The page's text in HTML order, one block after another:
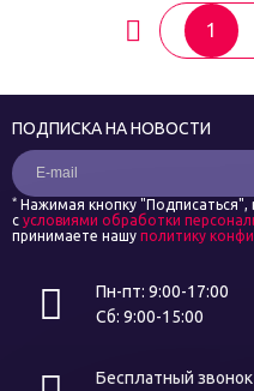
1
Пн-пт: 9:00-17:00
Сб: 9:00-15:00
Бесплатный звонок
ПОДПИСКА НА НОВОСТИ
* Нажимая кнопку "Подписаться",
с условиями обработки
принимаете нашу политику